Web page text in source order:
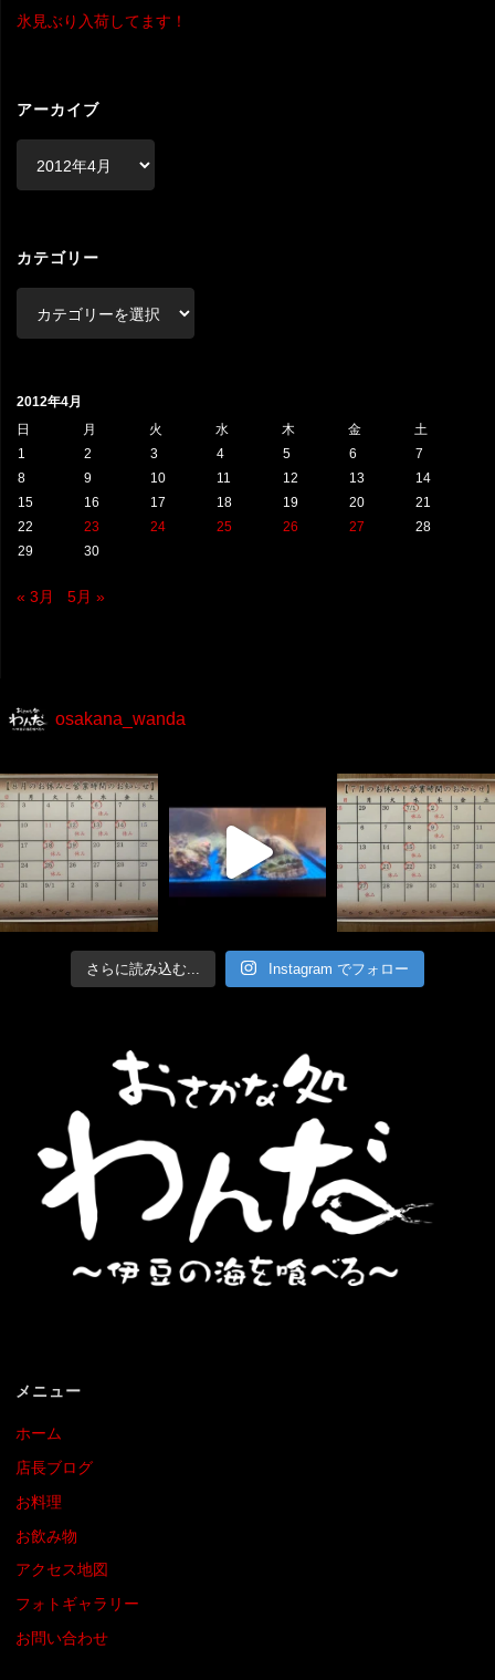
氷見ぶり入荷してます！
アーカイブ
ブ
カテゴリー
ー
2012年4月
日
月 火 水 木 金
土
1
2 3 4 5 6
7
8
9 10 11 12 13
14
15
16 17 18 19 20
21
22
23 24 25 26 27
28
29
30
« 3月 5月 »
osakana_wanda
さらに読み込む... Instagram でフォロー
メニュー
ホーム
店長ブログ
お料理
お飲み物
アクセス地図
フォトギャラリー
お問い合わせ